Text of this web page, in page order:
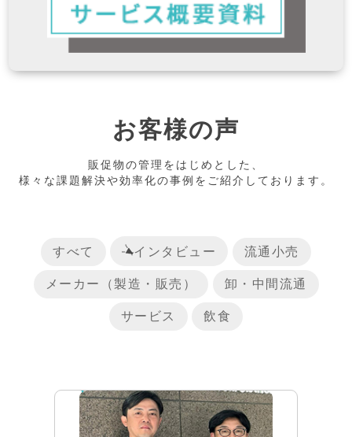
お客様の声
販促物の管理をはじめとした、
様々な課題解決や効率化の事例をご紹介しております。
すべて インタビュー 流通小売
メーカー（製造・販売） 卸・中間流通
サービス 飲食